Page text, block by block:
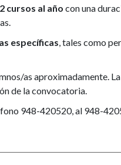
cursos al año con una
específicas, tales como
as aproximadamente.
de la convocatoria.
948-420520, al 948-